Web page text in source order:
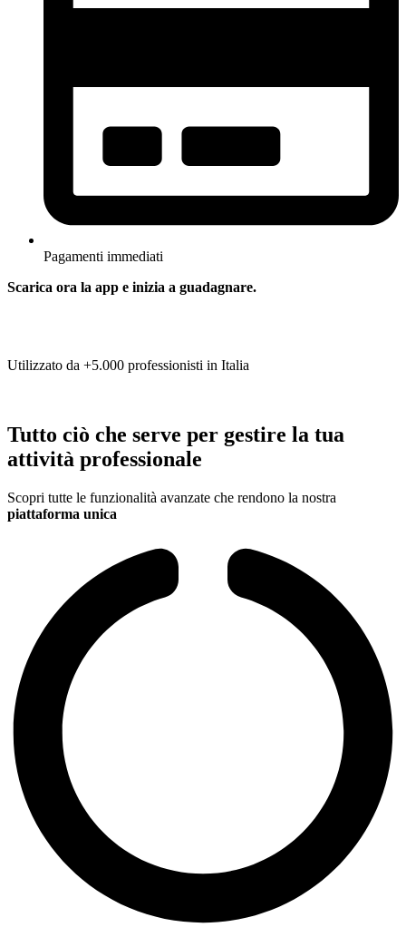
Pagamenti immediati
Scarica ora la app e inizia a guadagnare.
Utilizzato da +5.000 professionisti in Italia
Tutto ciò che serve per gestire la tua
attività professionale
Scopri tutte le funzionalità avanzate che rendono la nostra
piattaforma unica